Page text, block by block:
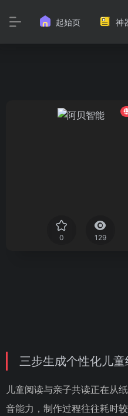
起始页 神
0 129
三步生成个性化儿
儿童阅读与亲子共读正在从
音能力，制作过程往往耗时